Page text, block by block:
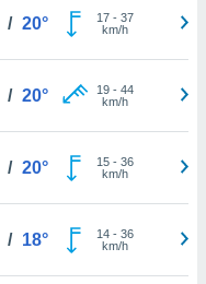
/ 20° 17- 37
km/h
/ 20° 19- 44
km/h
/ 20° 15- 36
km/h
/ 18° 14- 36
km/h